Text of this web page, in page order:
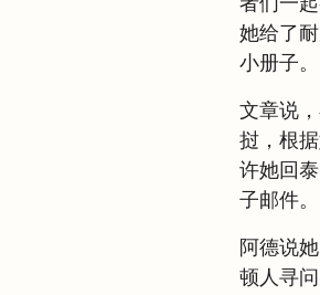
她给了
小册子。
文章说
挝，根
许她回
子邮件。
阿德说
顿人寻